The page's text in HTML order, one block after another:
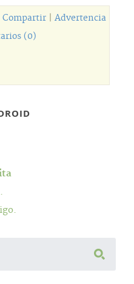
Compartir| Advertencia
(0)
.